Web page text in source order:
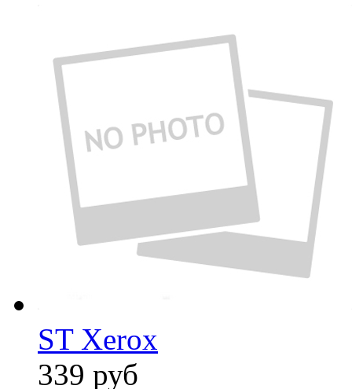
ST Xerox
339 руб